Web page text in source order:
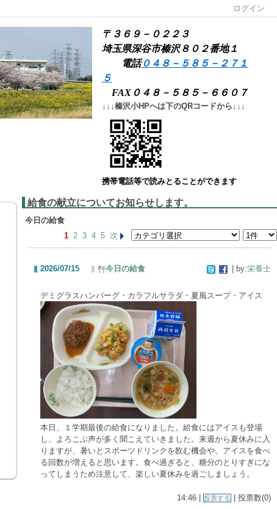
ログイン
〒３６９－０２２３
埼玉県深谷市榛沢８０２番地１
電話０４８－５８５－２７１
５
FAX０４８－５８５－６６０７
↓↓↓榛沢小HPへは下のQRコードから↓↓↓
携帯電話等で読みとることができます
給食の献立についてお知らせします。
今日の給食
1 2 3 4 5 次
2026/07/15 今日の給食 | by:栄養士
デミグラスハンバーグ・カラフルサラダ・夏風スープ・アイス
本日、１学期最後の給食になりました。給食にはアイスも登場
し、よろこぶ声が多く聞こえていきました。来週から夏休みに入
りますが、暑いとスポーツドリンクを飲む機会や、アイスを食べ
る回数が増えると思います。食べ過ぎると、糖分のとりすぎにな
ってしまうため注意して、楽しい夏休みを過ごしましょう。
14:46 | 投票する | 投票数(0)